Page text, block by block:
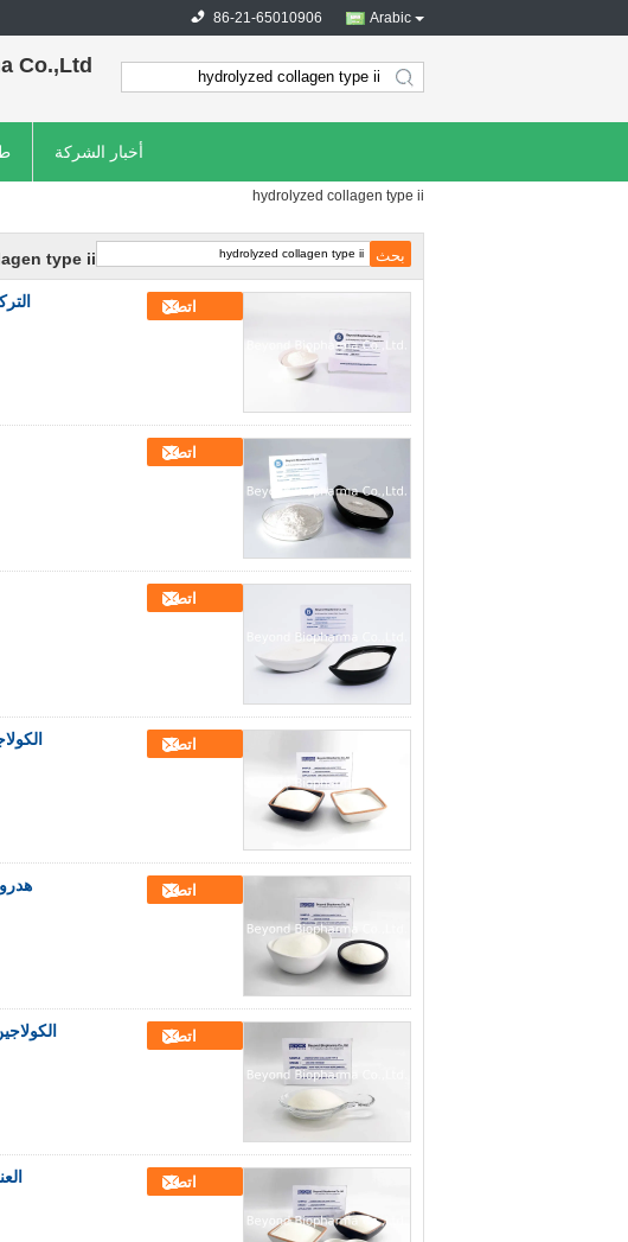
Arabic
86-21-65010906
Co.,Ltd.
search
أخبار الشركة
hydrolyzed collagen type ii
type ii
اتصل
اتصل
اتصل
اتصل
اتصل
اتصل
اتصل